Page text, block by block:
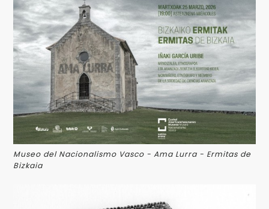
Museo del Nacionalismo Vasco - Ama Lurra - Ermitas de
Bizkaia